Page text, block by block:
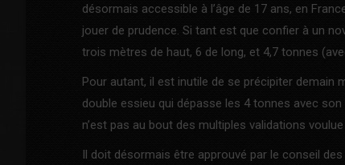
désormais accessible à l’âge de 17 ans, en
jouer de prudence. Si tant est que confier à un
trois mètres de haut, 6 de long, et 4,7 tonnes
Pour autant, il est inutile de se précipiter
double essieu qui dépasse les 4 tonnes avec
n’est pas au bout des multiples validations
Il doit désormais être approuvé par le conseil